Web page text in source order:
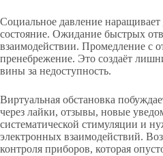
Социальное давление
состояние. Ожидание быстрых
взаимодействии. Промедление с
пренебрежение. Это создаёт
вины за недоступность.
Виртуальная обстановка
через лайки, отзывы, новые
систематической стимуляции и
электронных взаимодействий.
контроля приборов, которая